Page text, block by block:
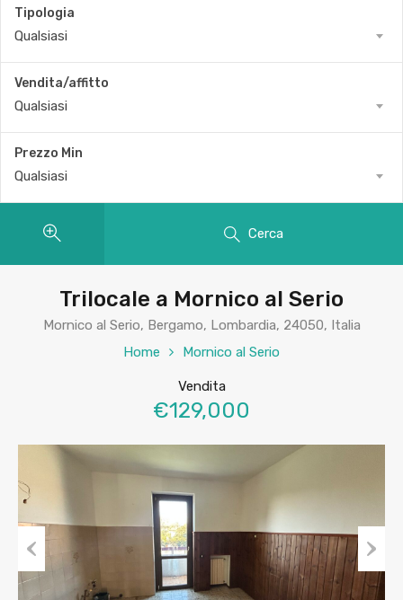
Tipologia
Qualsiasi
Vendita/affitto
Qualsiasi
Prezzo Min
Qualsiasi
Cerca
Trilocale a Mornico al Serio
Mornico al Serio, Bergamo, Lombardia, 24050, Italia
Home
Mornico al Serio
Vendita
€129,000
Previous Next